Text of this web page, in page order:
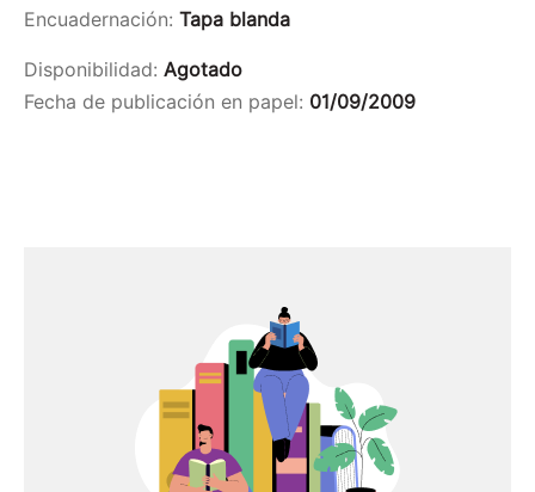
Encuadernación: Tapa blanda
Disponibilidad: Agotado
Fecha de publicación en papel: 01/09/2009